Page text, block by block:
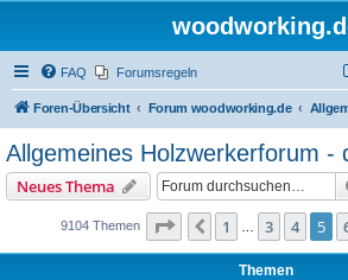
FAQ Forumsregeln
Foren-Übersicht Forum woodworking.de
Allgemeines Holzwerkerforum -
Neues Thema
9104 Themen Seite von 365
Vorherige
1 3 4 5
Themen